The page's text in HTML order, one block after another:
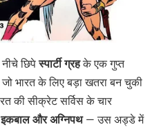
नीचे छिपेस्पार्टी ग्रहके एक गुप्त
भारत के लिए बड़ा खतरा बन चुकी
की सीक्रेट सर्विस के चार
इकबाल और अग्निपथ— उस अड्डे में